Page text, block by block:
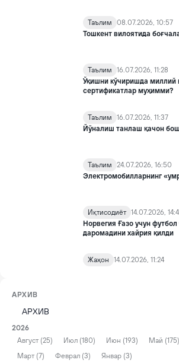
Таълим
08.07.2026, 10:57
Тошкент вилоятида
Таълим
16.07.2026, 11:28
Ўқишни кўчиришда миллий
сертификатлар муҳимми?
Таълим
16.07.2026, 11:37
Йўналиш танлаш қачон
Таълим
24.07.2026, 16:50
Электромобилларнинг
Иқтисодиёт 14.07.2026,
Норвегия Ғазо учун
даромадини хайрия қилди
Жаҳон 14.07.2026, 11:24
АРХИВ
2026
Август (25)
Июл (180) Июн (193) Май (175)
Март (7)
Феврал (3)
Январ (3)